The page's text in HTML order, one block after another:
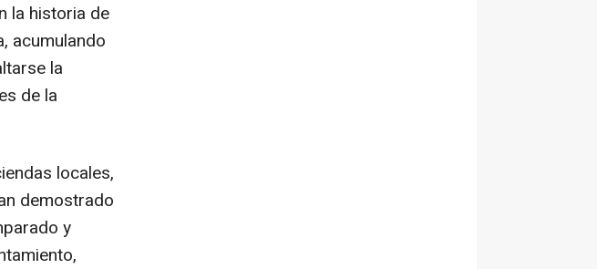
la historia de
acumulando
la
de la
locales,
demostrado
y